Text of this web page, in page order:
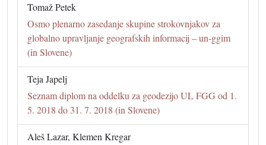
Tomaž Petek
Osmo plenarno zasedanje skupine strokovnjakov za
globalno upravljanje geografskih informacij – un-ggim
(in Slovene)
Teja Japelj
Seznam diplom na oddelku za geodezijo UL FGG od 1.
5. 2018 do 31. 7. 2018 (in Slovene)
Aleš Lazar, Klemen Kregar